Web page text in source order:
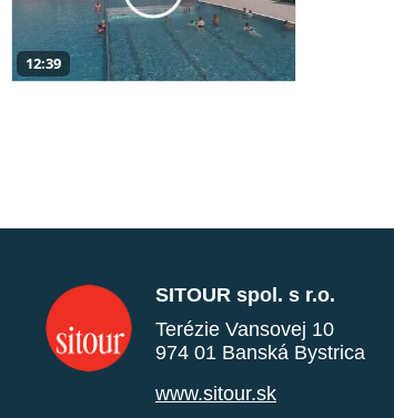
12:39
SITOUR spol. s r.o.
Terézie Vansovej 10
974 01 Banská Bystrica
www.sitour.sk